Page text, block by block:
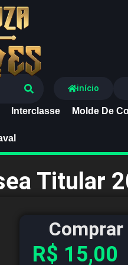
Interclasse Molde De
início
Titular
R$ 15,00